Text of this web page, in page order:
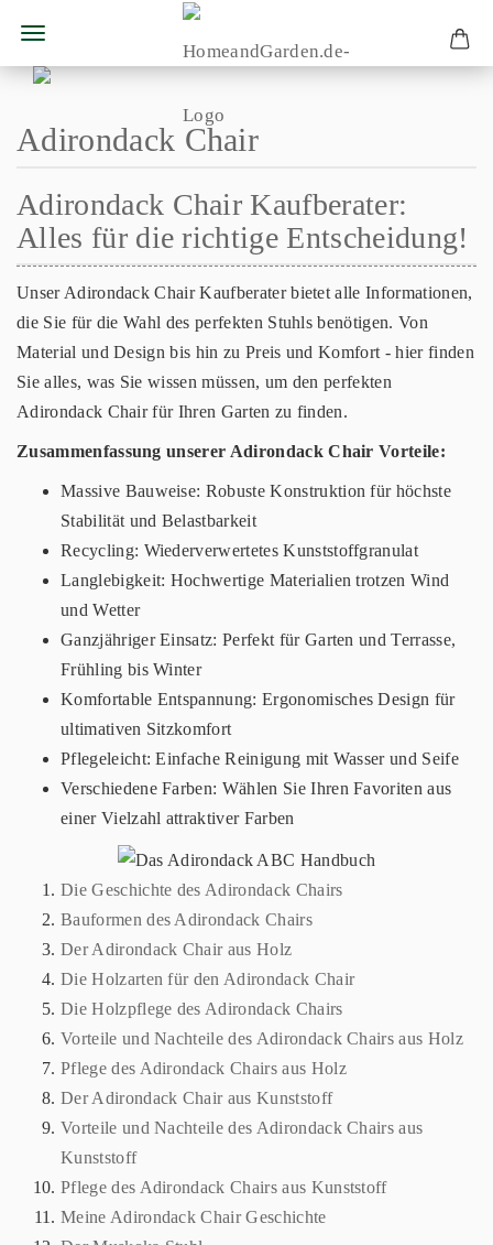
Adirondack Chair
Adirondack Chair Kaufberater:
Alles für die richtige Entscheidung!
Unser Adirondack Chair Kaufberater bietet alle Informationen,
die Sie für die Wahl des perfekten Stuhls benötigen. Von
Material und Design bis hin zu Preis und Komfort - hier finden
Sie alles, was Sie wissen müssen, um den perfekten
Adirondack Chair für Ihren Garten zu finden.
Zusammenfassung unserer Adirondack Chair Vorteile:
Massive Bauweise: Robuste Konstruktion für höchste
Stabilität und Belastbarkeit
Recycling: Wiederverwertetes Kunststoffgranulat
Langlebigkeit: Hochwertige Materialien trotzen Wind
und Wetter
Ganzjähriger Einsatz: Perfekt für Garten und Terrasse,
Frühling bis Winter
Komfortable Entspannung: Ergonomisches Design für
ultimativen Sitzkomfort
Pflegeleicht: Einfache Reinigung mit Wasser und Seife
Verschiedene Farben: Wählen Sie Ihren Favoriten aus
einer Vielzahl attraktiver Farben
Die Geschichte des Adirondack Chairs
Bauformen des Adirondack Chairs
Der Adirondack Chair aus Holz
Die Holzarten für den Adirondack Chair
Die Holzpflege des Adirondack Chairs
Vorteile und Nachteile des Adirondack Chairs aus Holz
Pflege des Adirondack Chairs aus Holz
Der Adirondack Chair aus Kunststoff
Vorteile und Nachteile des Adirondack Chairs aus
Kunststoff
Pflege des Adirondack Chairs aus Kunststoff
Meine Adirondack Chair Geschichte